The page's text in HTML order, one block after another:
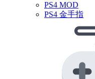
PS4 MOD
PS4 金手指